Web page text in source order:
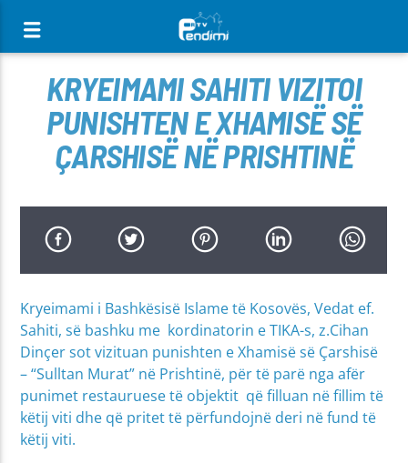
KRYEIMAMI SAHITI VIZITOI
PUNISHTEN E XHAMISË SË
ÇARSHISË NË PRISHTINË
Kryeimami i Bashkësisë Islame të Kosovës, Vedat ef.
Sahiti, së bashku me kordinatorin e TIKA-s, z.Cihan
Dinçer sot vizituan punishten e Xhamisë së Çarshisë
– “Sulltan Murat” në Prishtinë, për të parë nga afër
punimet restauruese të objektit që filluan në fillim të
këtij viti dhe që pritet të përfundojnë deri në fund të
këtij viti.